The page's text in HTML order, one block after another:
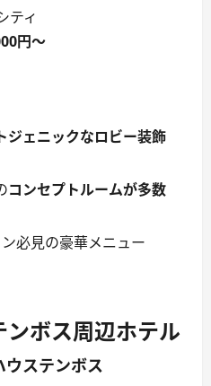
ティ
円〜
ジェニックなロビー装飾
コンセプトルームが多数
必見の豪華メニュー
ンボス周辺ホテル
ステンボス